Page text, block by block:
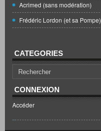
Acrimed (sans modération)
Frédéric Lordon (et sa Pompe)
CATEGORIES
CONNEXION
Accéder